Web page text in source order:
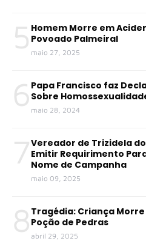
5 Homem Morre em
Povoado Palmeiral
maio 27, 2025
6 Papa Francisco faz
Sobre
maio 28, 2024
7Vereador de Trizidela
Emitir Requirimento
Nome de Campanha
maio 09, 2025
8 Tragédia: Criança
Poção de Pedras
abril 29, 2025